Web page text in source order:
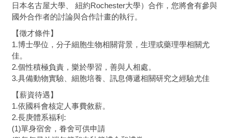
日本名古屋大學、 紐約Rochester大學）合作，您將會有參與
國外合作者的討論與合作計畫的執行。
【徵才條件】
1.博士學位，分子細胞生物相關背景，生理或藥理學相關尤
佳。
2.個性積極負責，樂於學習，善與人相處。
3.具備動物實驗、細胞培養、訊息傳遞相關研究之經驗尤佳
【薪資待遇】
1.依國科會核定人事費敘薪。
2.長庚體系福利:
(1)單身宿舍，眷舍可供申請